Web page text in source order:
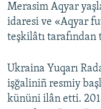
RFE/RS bütün
Merasim Aqyar
idaresi ve «Aqyar
teşkilâtı tarafından
Ukraina Yuqarı
işğaliniñ resmiy
kününi ilân etti.